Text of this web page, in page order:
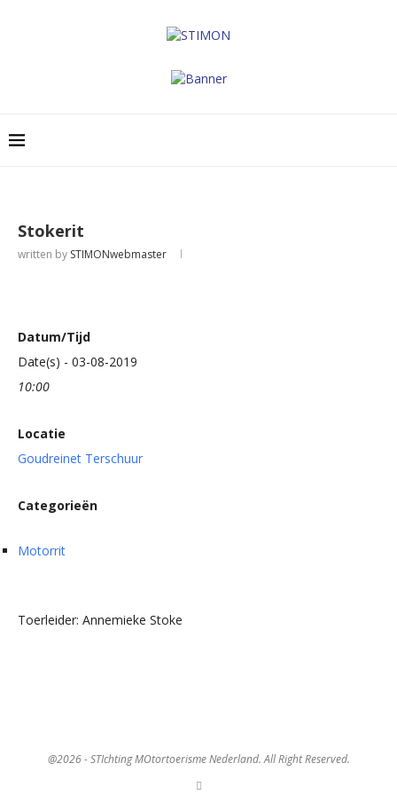
Stokerit
written by STIMONwebmaster
Datum/Tijd
Date(s) - 03-08-2019
10:00
Locatie
Goudreinet Terschuur
Categorieën
Motorrit
Toerleider: Annemieke Stoke
@2026 - STIchting MOtortoerisme Nederland. All Right Reserved.